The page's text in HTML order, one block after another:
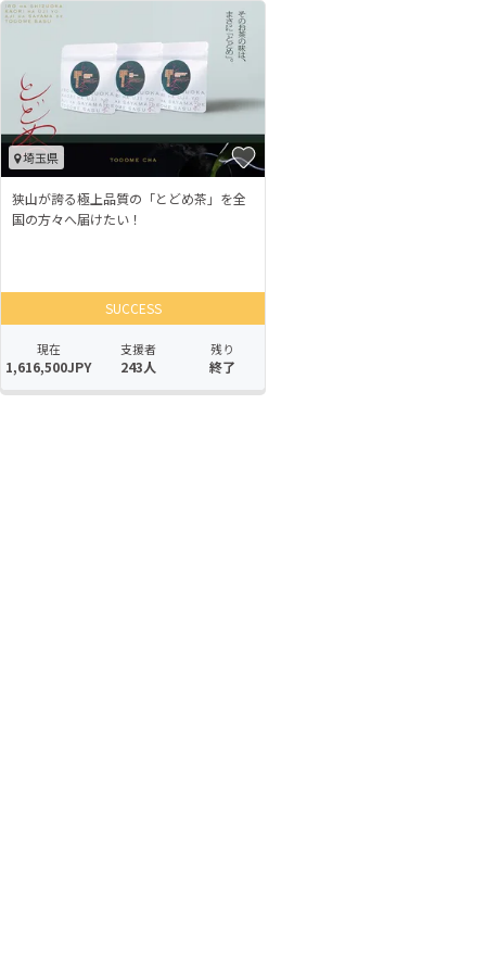
埼玉県
狭山が誇る極上品質の「とどめ茶」を全
国の方々へ届けたい！
SUCCESS
現在
1,616,500JPY
支援者
243人
残り
終了